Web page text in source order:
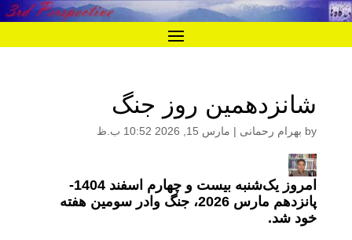
شانزدهمین روز جنگ
by بهرام رحمانی | مارس 15, 2026 10:52 ب.ظ
امروز یک‌شنبه بیست و چهارم اسفند 1404-
پانزدهم مارس 2026، جنگ وادر سومین هفته
خود شد.